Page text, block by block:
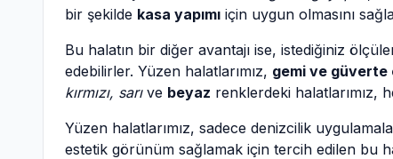
bir şekilde kasa yapımı için uygun olmasını
Bu halatın bir diğer avantajı ise, istediğiniz
edebilirler. Yüzen halatlarımız, gemi ve güverte
kırmızı, sarıve beyaz renklerdeki halatlarımız,
Yüzen halatlarımız, sadece denizcilik
estetik görünüm sağlamak için tercih edilen bu